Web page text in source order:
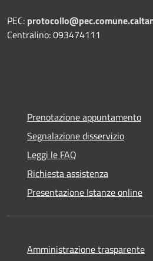
PEC:
Centralino: 093474111
Prenotazione appuntamento
Segnalazione disservizio
Leggi le FAQ
Richiesta assistenza
Presentazione Istanze online
Amministrazione trasparente